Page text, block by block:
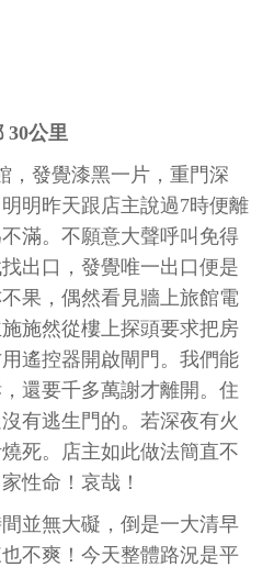
30公里
，發覺漆黑一片，重門深
明昨天跟店主說過7時便離
滿。不願意大聲呼叫免得
出口，發覺唯一出口便是
果，偶然看見牆上旅館電
施然從樓上探頭要求把房
遙控器開啟閘門。我們能
還要千多萬謝才離開。住
有逃生門的。若深夜有火
死。店主如此做法簡直不
性命！哀哉！
並無大礙，倒是一大清早
不爽！今天整體路況是平